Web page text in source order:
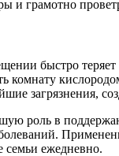
и грамотно
быстро
загрязнения,
роль в
семьи ежедневно.